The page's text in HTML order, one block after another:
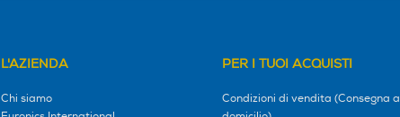
L'AZIENDA
Chi siamo
PER I TUOI ACQUISTI
Condizioni di vendita (Consegna a